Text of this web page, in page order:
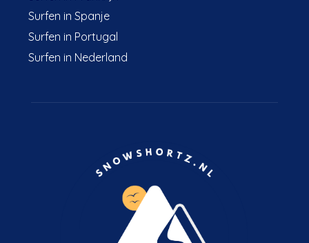
Surfen in Spanje
Surfen in Portugal
Surfen in Nederland